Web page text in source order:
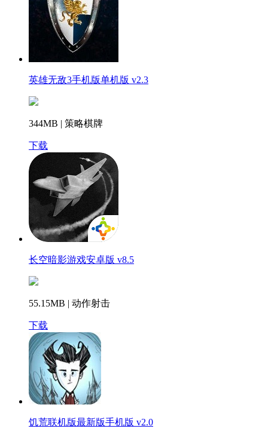
英雄无敌3手机版单机版 v2.3
344MB | 策略棋牌
下载
长空暗影游戏安卓版 v8.5
55.15MB | 动作射击
下载
饥荒联机版最新版手机版 v2.0